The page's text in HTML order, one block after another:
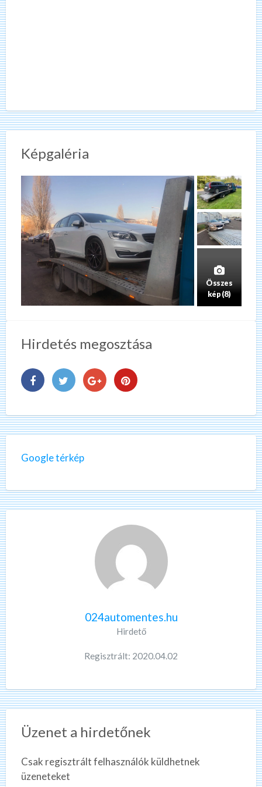
Képgaléria
Összes
kép (8)
Hirdetés megosztása
Google térkép
024automentes.hu
Hirdető
Regisztrált: 2020.04.02
Üzenet a hirdetőnek
Csak regisztrált felhasználók küldhetnek
üzeneteket